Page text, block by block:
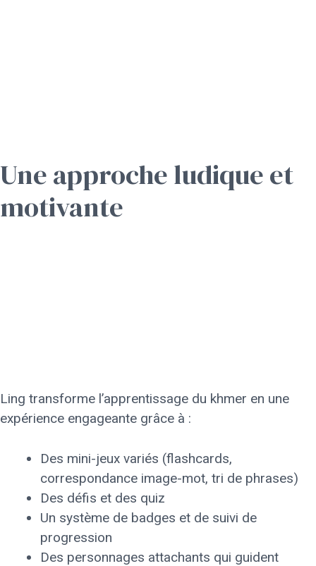
Une approche ludique et
motivante
Ling transforme l’apprentissage du khmer en une
expérience engageante grâce à :
Des mini-jeux variés (flashcards,
correspondance image-mot, tri de phrases)
Des défis et des quiz
Un système de badges et de suivi de
progression
Des personnages attachants qui guident